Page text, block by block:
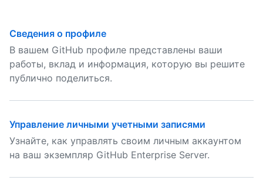
Сведения о профиле
В вашем GitHub профиле представлены ваши
работы, вклад и информация, которую вы решите
публично поделиться.
Управление личными учетными записями
Узнайте, как управлять своим личным аккаунтом
на ваш экземпляр GitHub Enterprise Server.